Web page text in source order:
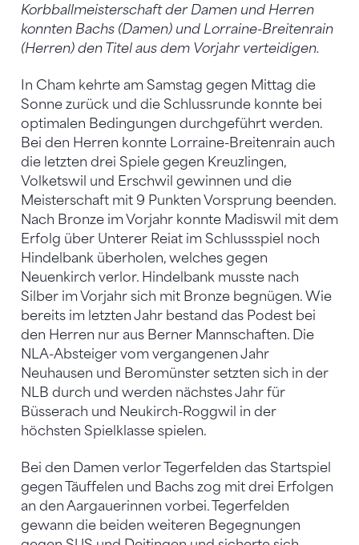
Korbballmeisterschaft der Damen und Herren
konnten Bachs (Damen) und Lorraine-Breitenrain
(Herren) den Titel aus dem Vorjahr verteidigen.
In Cham kehrte am Samstag gegen Mittag die
Sonne zurück und die Schlussrunde konnte bei
optimalen Bedingungen durchgeführt werden.
Bei den Herren konnte Lorraine-Breitenrain auch
die letzten drei Spiele gegen Kreuzlingen,
Volketswil und Erschwil gewinnen und die
Meisterschaft mit 9 Punkten Vorsprung beenden.
Nach Bronze im Vorjahr konnte Madiswil mit dem
Erfolg über Unterer Reiat im Schlussspiel noch
Hindelbank überholen, welches gegen
Neuenkirch verlor. Hindelbank musste nach
Silber im Vorjahr sich mit Bronze begnügen. Wie
bereits im letzten Jahr bestand das Podest bei
den Herren nur aus Berner Mannschaften. Die
NLA-Absteiger vom vergangenen Jahr
Neuhausen und Beromünster setzten sich in der
NLB durch und werden nächstes Jahr für
Büsserach und Neukirch-Roggwil in der
höchsten Spielklasse spielen.
Bei den Damen verlor Tegerfelden das Startspiel
gegen Täuffelen und Bachs zog mit drei Erfolgen
an den Aargauerinnen vorbei. Tegerfelden
gewann die beiden weiteren Begegnungen